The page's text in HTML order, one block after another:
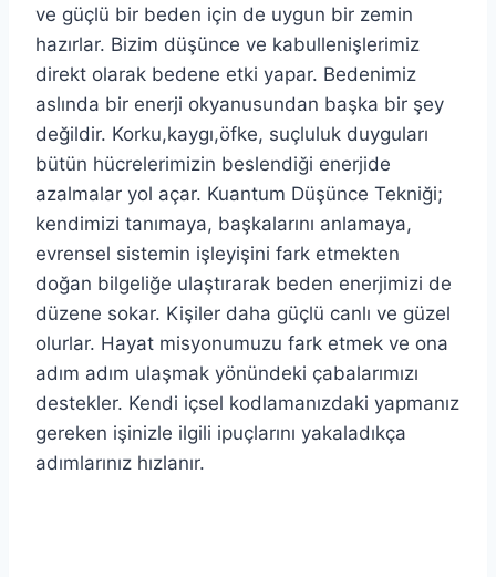
ve güçlü bir beden için de uygun bir zemin
hazırlar. Bizim düşünce ve kabullenişlerimiz
direkt olarak bedene etki yapar. Bedenimiz
aslında bir enerji okyanusundan başka bir şey
değildir. Korku,kaygı,öfke, suçluluk duyguları
bütün hücrelerimizin beslendiği enerjide
azalmalar yol açar. Kuantum Düşünce Tekniği;
kendimizi tanımaya, başkalarını anlamaya,
evrensel sistemin işleyişini fark etmekten
doğan bilgeliğe ulaştırarak beden enerjimizi de
düzene sokar. Kişiler daha güçlü canlı ve güzel
olurlar. Hayat misyonumuzu fark etmek ve ona
adım adım ulaşmak yönündeki çabalarımızı
destekler. Kendi içsel kodlamanızdaki yapmanız
gereken işinizle ilgili ipuçlarını yakaladıkça
adımlarınız hızlanır.